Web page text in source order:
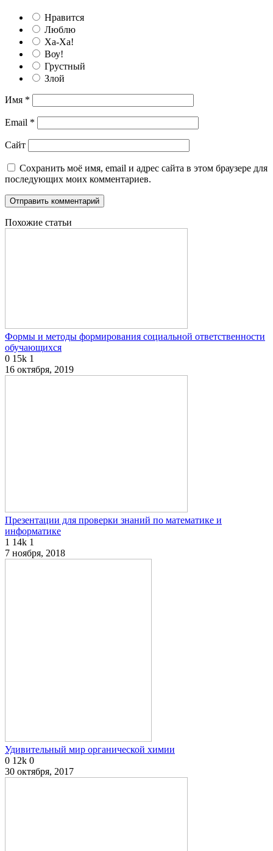
Нравится
Люблю
Ха-Ха!
Воу!
Грустный
Злой
Имя *
Email *
Сайт
Сохранить моё имя, email и адрес сайта в этом браузере для
последующих моих комментариев.
Похожие статьи
Формы и методы формирования социальной ответственности
обучающихся
0 15k 1
16 октября, 2019
Презентации для проверки знаний по математике и
информатике
1 14k 1
7 ноября, 2018
Удивительный мир органической химии
0 12k 0
30 октября, 2017